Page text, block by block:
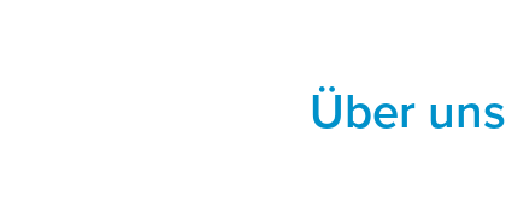
Über uns